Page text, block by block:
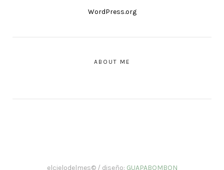
WordPress.org
ABOUT ME
elcielodelmes© / diseño: GUAPABOMBON